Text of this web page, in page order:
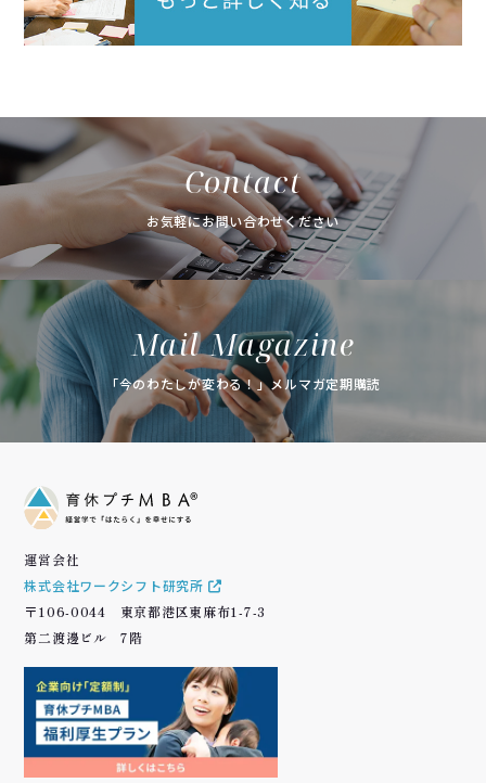
Contact
お気軽にお問い合わせください
Mail Magazine
「今のわたしが変わる！」メルマガ定期購読
運営会社
株式会社ワークシフト研究所
〒106-0044 東京都港区東麻布1-7-3
第二渡邊ビル 7階